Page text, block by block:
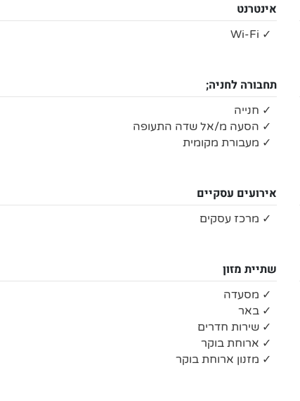
אינטרנט
✓ Wi-Fi
תחבורה לחניה;
✓ חנייה
✓ הסעה מ/אל שדה התעופה
✓ מעבורת מקומית
אירועים עסקיים
✓ מרכז עסקים
שתיית מזון
✓ מסעדה
✓ באר
✓ שירות חדרים
✓ ארוחת בוקר
✓ מזנון ארוחת בוקר